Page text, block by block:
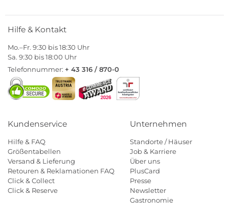
Hilfe & Kontakt
Mo.–Fr. 9:30 bis 18:30 Uhr
Sa. 9:30 bis 18:00 Uhr
Telefonnummer: + 43 316 / 870-0
Kundenservice
Hilfe & FAQ
Größentabellen
Versand & Lieferung
Retouren & Reklamationen FAQ
Click & Collect
Click & Reserve
Unternehmen
Standorte / Häuser
Job & Karriere
Über uns
PlusCard
Presse
Newsletter
Gastronomie